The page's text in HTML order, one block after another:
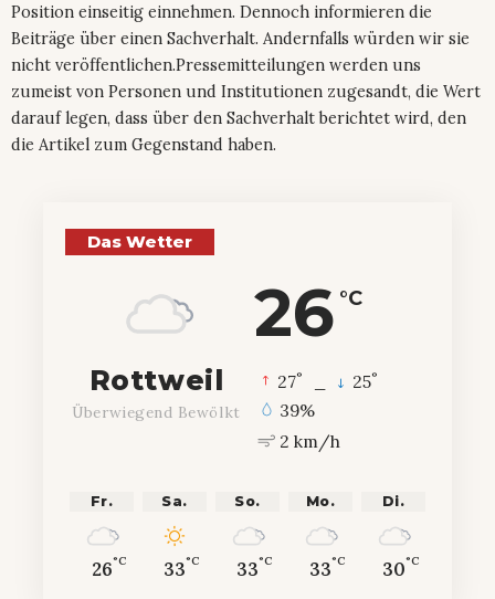
Position einseitig einnehmen. Dennoch informieren die
Beiträge über einen Sachverhalt. Andernfalls würden wir sie
nicht veröffentlichen.Pressemitteilungen werden uns
zumeist von Personen und Institutionen zugesandt, die Wert
darauf legen, dass über den Sachverhalt berichtet wird, den
die Artikel zum Gegenstand haben.
Das Wetter
26 °C
Rottweil
Überwiegend Bewölkt
27° 25°
39%
2 km/h
Fr.
26°C
Sa.
33°C
So.
33°C
Mo.
33°C
Di.
30°C